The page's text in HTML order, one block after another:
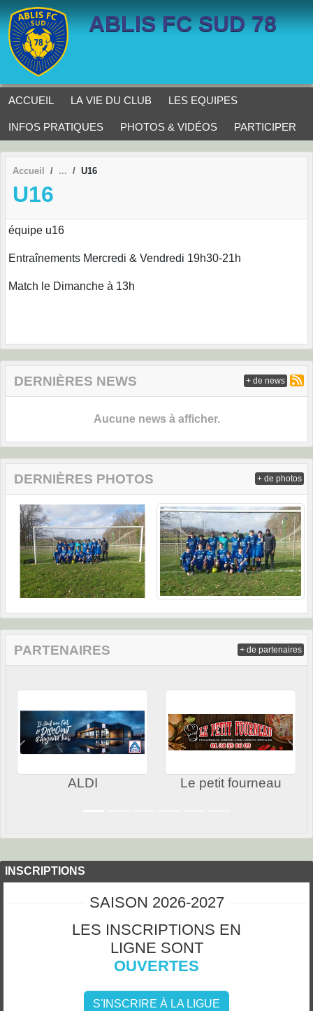
ABLIS FC SUD 78
ACCUEIL LA VIE DU CLUB LES EQUIPES
INFOS PRATIQUES PHOTOS & VIDÉOS PARTICIPER
Accueil U16
U16
équipe u16
Entraînements Mercredi & Vendredi 19h30-21h
Match le Dimanche à 13h
DERNIÈRES NEWS
Aucune news à afficher.
+ de news
DERNIÈRES PHOTOS + de photos
PARTENAIRES
ALDI Le petit fourneau
Précedent
+ de partenaires
INSCRIPTIONS
SAISON 2026-2027
LES INSCRIPTIONS EN
LIGNE SONT
OUVERTES
S'INSCRIRE À LA LIGUE
Panneau de gestion des cookies